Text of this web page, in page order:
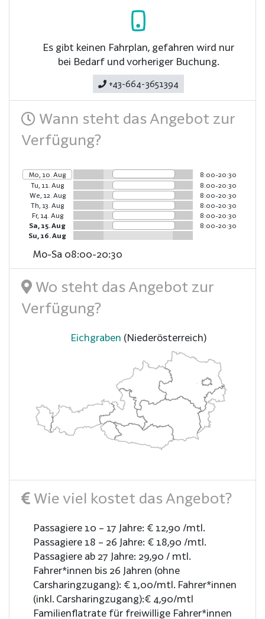
Es gibt keinen Fahrplan, gefahren wird nur
bei Bedarf und vorheriger Buchung.
+43-664-3651394
Wann steht das Angebot zur
Verfügung?
Mo, 10. Aug
8:00-20:30
Tu, 11. Aug
8:00-20:30
We, 12. Aug
8:00-20:30
Th, 13. Aug
8:00-20:30
Fr, 14. Aug
8:00-20:30
Sa, 15. Aug
8:00-20:30
Su, 16. Aug
Mo-Sa 08:00-20:30
Wo steht das Angebot zur
Verfügung?
Eichgraben (Niederösterreich)
Wie viel kostet das Angebot?
Passagiere 10 – 17 Jahre: € 12,90 /mtl.
Passagiere 18 – 26 Jahre: € 18,90 /mtl.
Passagiere ab 27 Jahre: 29,90 / mtl.
Fahrer*innen bis 26 Jahren (ohne
Carsharingzugang): € 1,00/mtl. Fahrer*innen
(inkl. Carsharingzugang):€ 4,90/mtl
Familienflatrate für freiwillige Fahrer*innen